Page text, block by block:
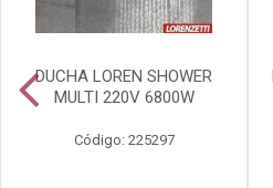
DUCHA LOREN SHOWER
MULTI 220V 6800W
Código: 225297